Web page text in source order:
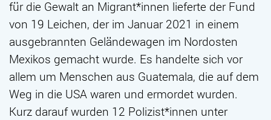
für die Gewalt an Migrant*innen lieferte der Fund
von 19 Leichen, der im Januar 2021 in einem
ausgebrannten Geländewagen im Nordosten
Mexikos gemacht wurde. Es handelte sich vor
allem um Menschen aus Guatemala, die auf dem
Weg in die USA waren und ermordet wurden.
Kurz darauf wurden 12 Polizist*innen unter